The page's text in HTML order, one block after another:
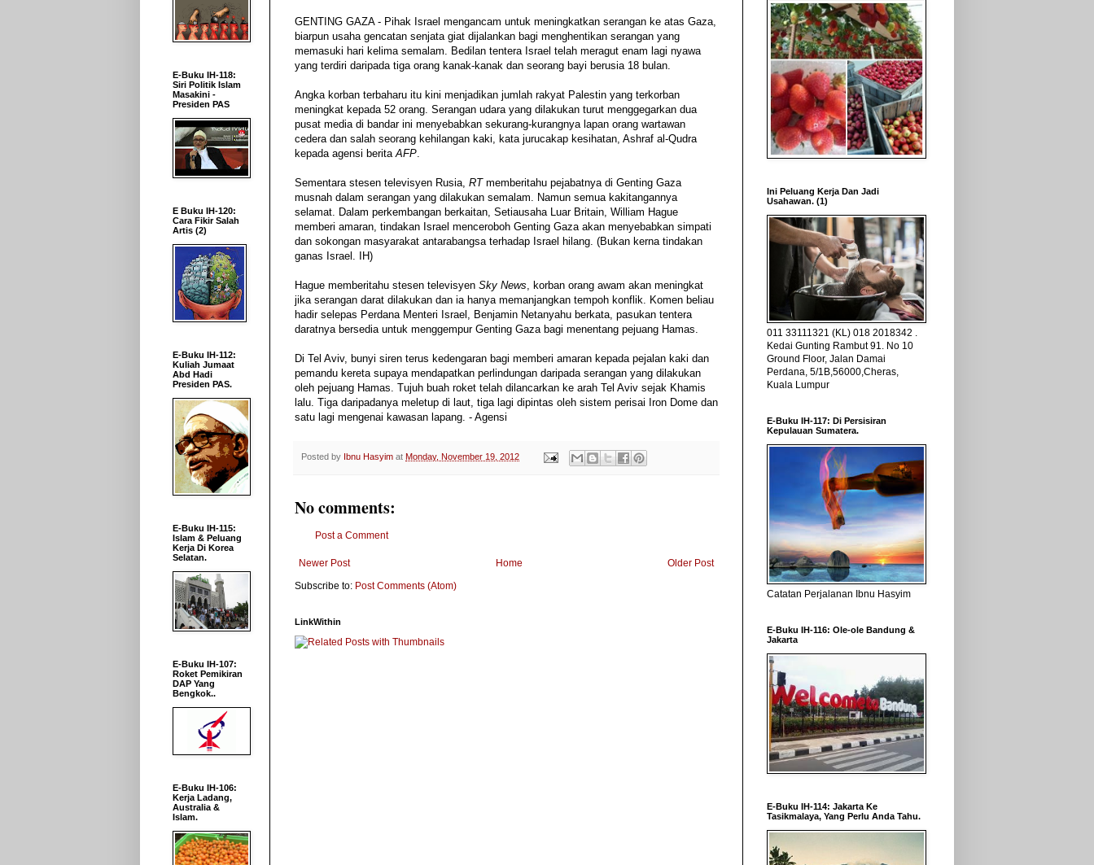
GENTING GAZA - Pihak Israel mengancam untuk meningkatkan serangan ke atas Gaza,
biarpun usaha gencatan senjata giat dijalankan bagi menghentikan serangan yang
memasuki hari kelima semalam. Bedilan tentera Israel telah meragut enam lagi nyawa
yang terdiri daripada tiga orang kanak-kanak dan seorang bayi berusia 18 bulan.
Angka korban terbaharu itu kini menjadikan jumlah rakyat Palestin yang terkorban
meningkat kepada 52 orang. Serangan udara yang dilakukan turut menggegarkan dua
pusat media di bandar ini menyebabkan sekurang-kurangnya lapan orang wartawan
cedera dan salah seorang kehilangan kaki, kata jurucakap kesihatan, Ashraf al-Qudra
kepada agensi beritaAFP.
Sementara stesen televisyen Rusia, RTmemberitahu pejabatnya di Genting Gaza
musnah dalam serangan yang dilakukan semalam. Namun semua kakitangannya
selamat. Dalam perkembangan berkaitan, Setiausaha Luar Britain, William Hague
memberi amaran, tindakan Israel menceroboh Genting Gaza akan menyebabkan simpati
dan sokongan masyarakat antarabangsa terhadap Israel hilang. (Bukan kerna tindakan
ganas Israel. IH)
Hague memberitahu stesen televisyen Sky News, korban orang awam akan meningkat
jika serangan darat dilakukan dan ia hanya memanjangkan tempoh konflik. Komen beliau
hadir selepas Perdana Menteri Israel, Benjamin Netanyahu berkata, pasukan tentera
daratnya bersedia untuk menggempur Genting Gaza bagi menentang pejuang Hamas.
Di Tel Aviv, bunyi siren terus kedengaran bagi memberi amaran kepada pejalan kaki dan
pemandu kereta supaya mendapatkan perlindungan daripada serangan yang dilakukan
oleh pejuang Hamas. Tujuh buah roket telah dilancarkan ke arah Tel Aviv sejak Khamis
lalu. Tiga daripadanya meletup di laut, tiga lagi dipintas oleh sistem perisai Iron Dome dan
satu lagi mengenai kawasan lapang. - Agensi
Posted by Ibnu Hasyim at Monday, November 19, 2012
No comments:
Post a Comment
Newer Post Older Post
Home
Subscribe to: Post Comments (Atom)
LinkWithin
E-Buku IH-118:
Siri Politik Islam
Masakini -
Presiden PAS
E Buku IH-120:
Cara Fikir Salah
Artis (2)
E-Buku IH-112:
Kuliah Jumaat
Abd Hadi
Presiden PAS.
E-Buku IH-115:
Islam & Peluang
Kerja Di Korea
Selatan.
E-Buku IH-107:
Roket Pemikiran
DAP Yang
Bengkok..
E-Buku IH-106:
Kerja Ladang,
Australia &
Islam.
Ini Peluang Kerja Dan Jadi
Usahawan. (1)
011 33111321 (KL) 018 2018342 .
Kedai Gunting Rambut 91. No 10
Ground Floor, Jalan Damai
Perdana, 5/1B,56000,Cheras,
Kuala Lumpur
E-Buku IH-117: Di Persisiran
Kepulauan Sumatera.
Catatan Perjalanan Ibnu Hasyim
E-Buku IH-116: Ole-ole Bandung &
Jakarta
E-Buku IH-114: Jakarta Ke
Tasikmalaya, Yang Perlu Anda Tahu.